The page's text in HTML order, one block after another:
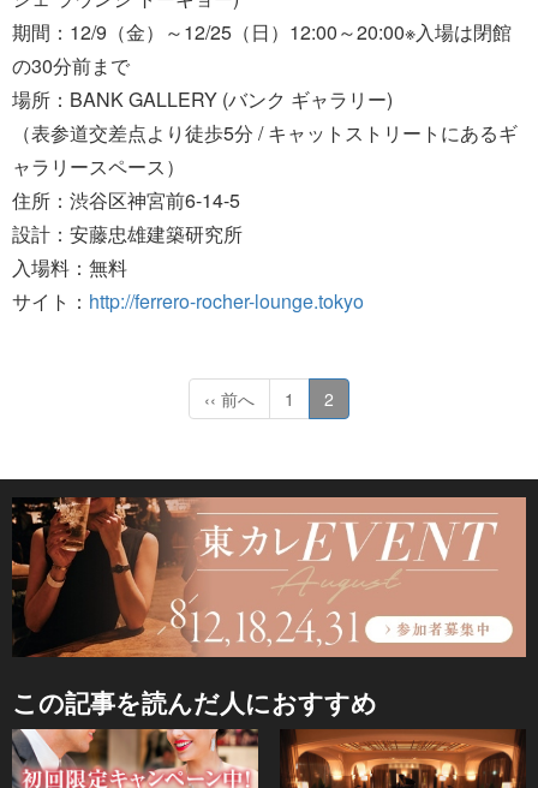
期間：12/9（金）～12/25（日）12:00～20:00※入場は閉館
の30分前まで
場所：BANK GALLERY (バンク ギャラリー)
（表参道交差点より徒歩5分 / キャットストリートにあるギ
ャラリースペース）
住所：渋谷区神宮前6-14-5
設計：安藤忠雄建築研究所
入場料：無料
サイト： http://ferrero-rocher-lounge.tokyo
‹‹ 前へ 1 2
この記事を読んだ人におすすめ